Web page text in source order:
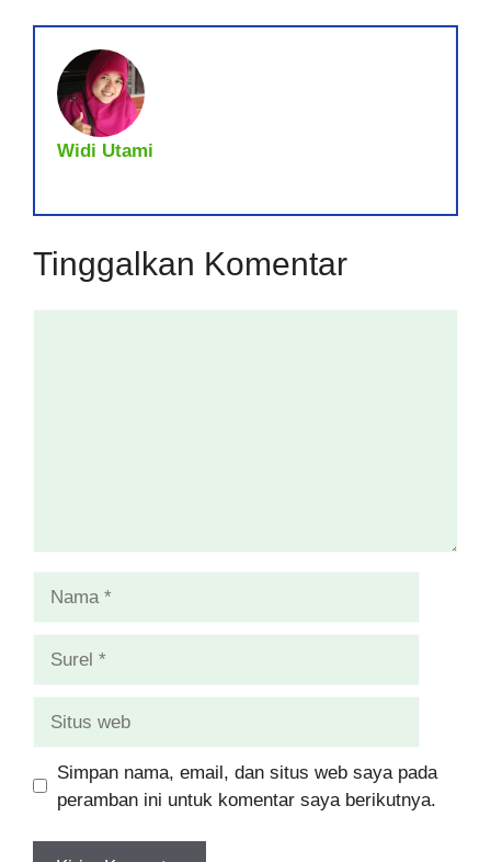
Widi Utami
Tinggalkan Komentar
Simpan nama, email, dan situs web saya pada
peramban ini untuk komentar saya berikutnya.